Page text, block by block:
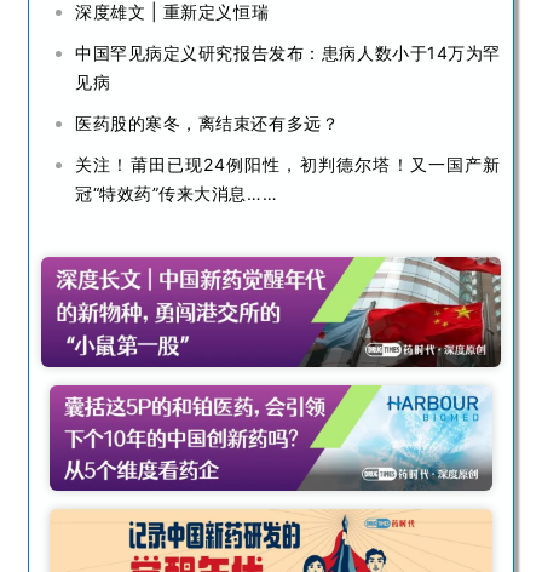
深度雄文 | 重新定义恒瑞
中国罕见病定义研究报告发布：患病人数小于14万为罕
见病
医药股的寒冬，离结束还有多远？
关注！莆田已现24例阳性，初判德尔塔！又一国产新
冠“特效药”传来大消息……